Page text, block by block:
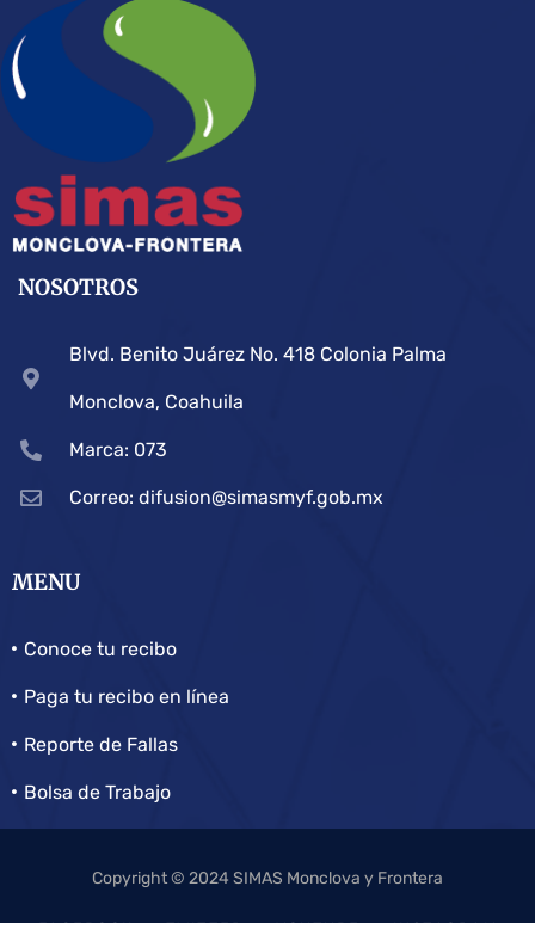
NOSOTROS
Blvd. Benito Juárez No. 418 Colonia Palma
Monclova, Coahuila
Marca: 073
Correo: difusion@simasmyf.gob.mx
MENU
Conoce tu recibo
Paga tu recibo en línea
Reporte de Fallas
Bolsa de Trabajo
Copyright © 2024 SIMAS Monclova y Frontera
FACEBOOK TWITTER YOUTUBE INSTAGRAM